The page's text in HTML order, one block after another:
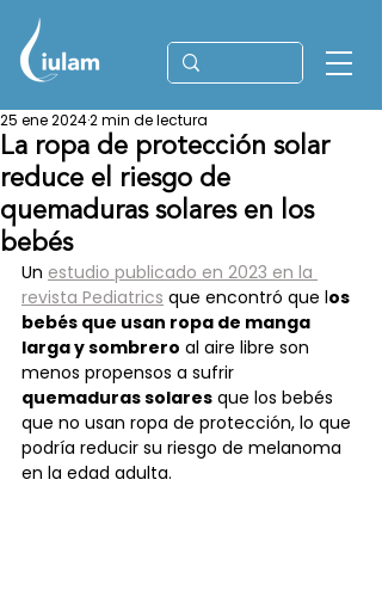
La ropa de protección solar
reduce el riesgo de
quemaduras solares en los
bebés
25 ene 20242 min de lectura
Un estudio publicado en 2023 en la
revista Pediatrics que encontró que los
bebés que usan ropa de manga
larga y sombrero al aire libre son
menos propensos a sufrir
quemaduras solares que los bebés
que no usan ropa de protección, lo que
podría reducir su riesgo de melanoma
en la edad adulta.